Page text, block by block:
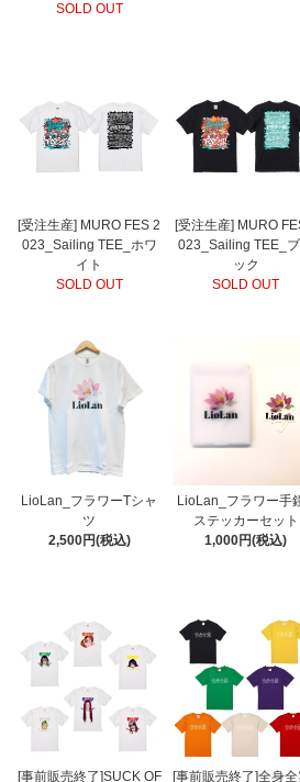
SOLD OUT
[受注生産] MURO FES 2
023_Sailing TEE_ホワ
イト
SOLD OUT
[受注生産] MURO
023_Sailing TEE_
ック
SOLD OUT
LioLan_フラワーTシャ
ツ
2,500円(税込)
LioLan_フラワー手
ステッカーセット
1,000円(税込)
[事前販売終了]SUCK OF [事前販売終了]全身